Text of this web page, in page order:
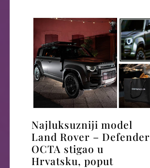
Najluksuzniji model
Land Rover – Defender
OCTA stigao u
Hrvatsku, poput